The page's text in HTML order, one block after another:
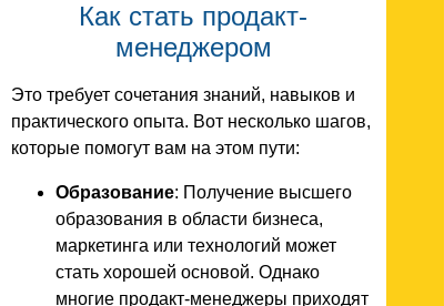
Как стать продакт-
менеджером
Это требует сочетания знаний, навыков и
практического опыта. Вот несколько шагов,
которые помогут вам на этом пути:
Образование: Получение высшего
образования в области бизнеса,
маркетинга или технологий может
стать хорошей основой. Однако
многие продакт-менеджеры приходят